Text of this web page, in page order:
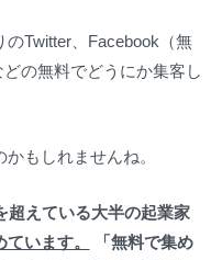
Twitter、Facebook（無
の無料でどうにか集客し
もしれませんね。
超えている大半の起業家
います。
「無料で集め